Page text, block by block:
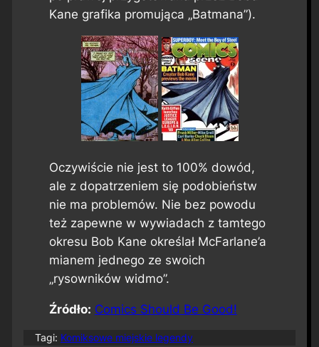
Kane grafika promująca „Batmana”).
Oczywiście nie jest to 100% dowód,
ale z dopatrzeniem się podobieństw
nie ma problemów. Nie bez powodu
też zapewne w wywiadach z tamtego
okresu Bob Kane określał McFarlane’a
mianem jednego ze swoich
„rysowników widmo”.
Źródło: Comics Should Be Good!
Tagi: Komiksowe miejskie legendy